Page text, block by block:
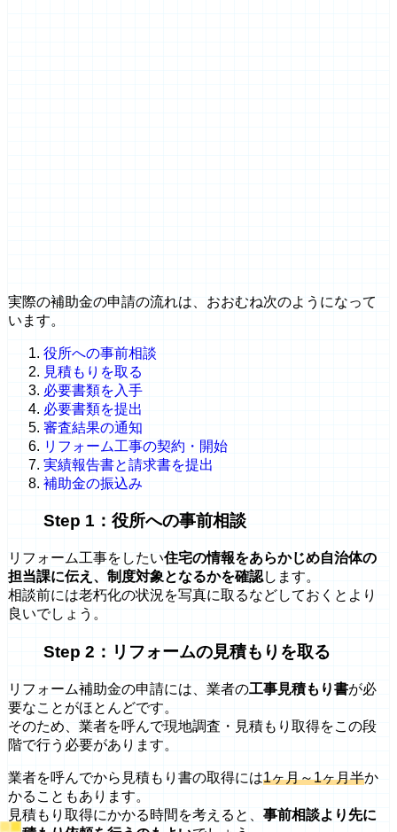
実際の補助金の申請の流れは、おおむね次のようになって
います。
役所への事前相談
見積もりを取る
必要書類を入手
必要書類を提出
審査結果の通知
リフォーム工事の契約・開始
実績報告書と請求書を提出
補助金の振込み
Step 1：役所への事前相談
リフォーム工事をしたい住宅の情報をあらかじめ自治体の
担当課に伝え、制度対象となるかを確認します。
相談前には老朽化の状況を写真に取るなどしておくとより
良いでしょう。
Step 2：リフォームの見積もりを取る
リフォーム補助金の申請には、業者の工事見積もり書が必
要なことがほとんどです。
そのため、業者を呼んで現地調査・見積もり取得をこの段
階で行う必要があります。
業者を呼んでから見積もり書の取得には1ヶ月～1ヶ月半か
かることもあります。
見積もり取得にかかる時間を考えると、 事前相談より先に